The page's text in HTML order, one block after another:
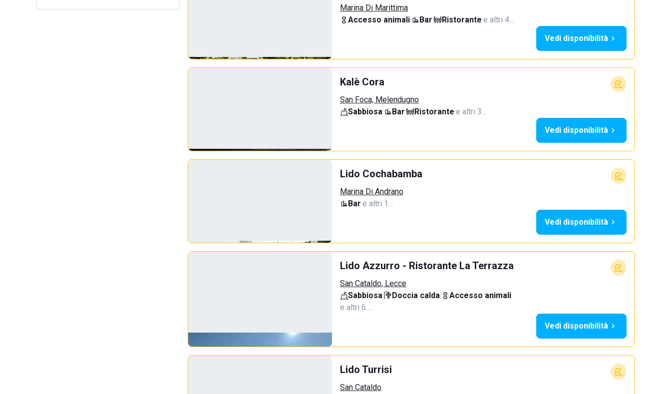
Marina Di Marittima
Accesso animali· Bar· Ristorante·e altri 4…
Vedi disponibilità
Kalè Cora
San Foca, Melendugno
Sabbiosa· Bar· Ristorante·e altri 3…
Vedi disponibilità
Lido Cochabamba
Marina Di Andrano
Bar·e altri 1…
Vedi disponibilità
Lido Azzurro - Ristorante La Terrazza
San Cataldo, Lecce
Sabbiosa· Doccia calda· Accesso animali·
e altri 6…
Vedi disponibilità
Lido Turrisi
San Cataldo